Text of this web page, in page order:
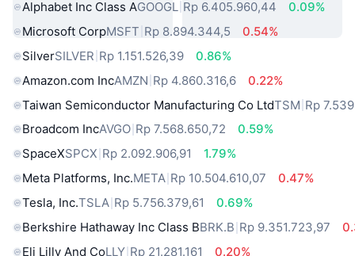
Alphabet Inc Class AGOOGL Rp 6.405.960,44
0.09%
Microsoft CorpMSFT Rp 8.894.344,5
0.54%
SilverSILVER Rp 1.151.526,39
0.86%
Amazon.com IncAMZN Rp 4.860.316,6
0.22%
Taiwan Semiconductor Manufacturing Co LtdTSM Rp
Broadcom IncAVGO Rp 7.568.650,72
0.59%
SpaceXSPCX Rp 2.092.906,91
1.79%
Meta Platforms, Inc.META Rp 10.504.610,07
0.47%
Tesla, Inc.TSLA Rp 5.756.379,61
0.69%
Berkshire Hathaway Inc Class BBRK.B Rp 9.351.723,97
Eli Lilly And CoLLY Rp 21.281.161
0.20%